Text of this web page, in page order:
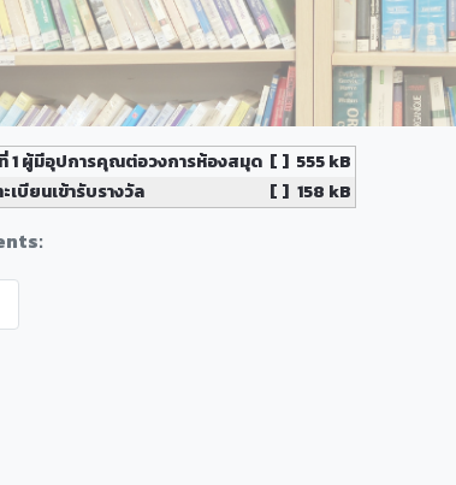
1 ผู้มีอุปการคุณต่อวงการห้องสมุด [ ] 555 kB
เบียนเข้ารับรางวัล
[ ] 158 kB